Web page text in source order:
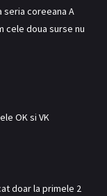
seria coreeana A
cele doua surse nu
OK si VK
doar la primele 2